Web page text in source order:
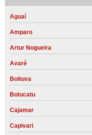
Aguaí
Amparo
Artur Nogueira
Avaré
Boituva
Botucatu
Cajamar
Capivari